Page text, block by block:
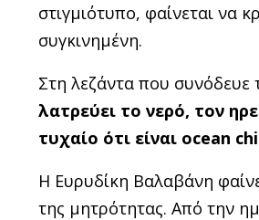
στιγμιότυπο, φαίνεται να
συγκινημένη.
Στη λεζάντα που συνόδευε
λατρεύει το νερό, τον
τυχαίο ότι είναι ocean
Η Ευρυδίκη Βαλαβάνη
της μητρότητας. Από την